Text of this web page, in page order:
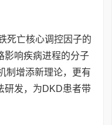
死亡核心调控因子的
影响疾病进程的分子
制增添新理论，更有
研发，为DKD患者带